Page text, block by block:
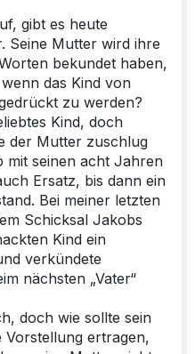
gibt es heute
Seine Mutter wird ihre
bekundet haben,
das Kind von
zu werden?
Kind, doch
der Mutter zuschlug
mit seinen acht Jahren
Ersatz, bis dann ein
Bei meiner letzten
Schicksal Jakobs
Kind ein
verkündete
nächsten „Vater“
doch wie sollte sein
Vorstellung ertragen,